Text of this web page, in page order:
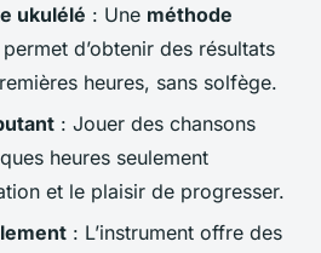
ukulélé : Une méthode
d’obtenir des résultats
heures, sans solfège.
: Jouer des chansons
heures seulement
et le plaisir de progresser.
: L’instrument offre des